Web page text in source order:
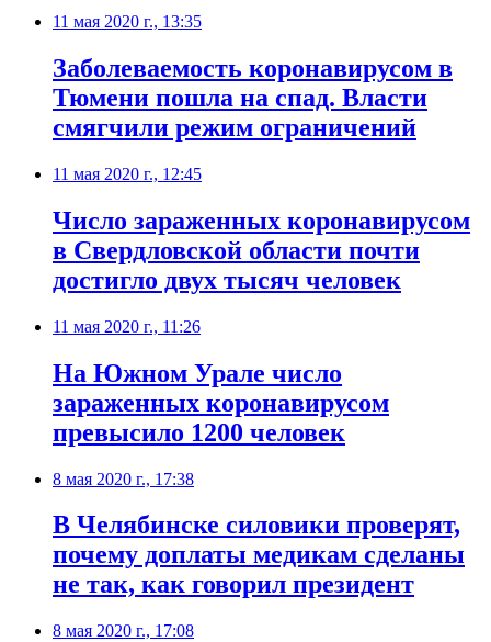
11 мая 2020 г., 13:35
Заболеваемость коронавирусом в
Тюмени пошла на спад. Власти
смягчили режим ограничений
11 мая 2020 г., 12:45
Число зараженных коронавирусом
в Свердловской области почти
достигло двух тысяч человек
11 мая 2020 г., 11:26
​На Южном Урале число
зараженных коронавирусом
превысило 1200 человек
8 мая 2020 г., 17:38
В Челябинске силовики проверят,
почему доплаты медикам сделаны
не так, как говорил президент
8 мая 2020 г., 17:08